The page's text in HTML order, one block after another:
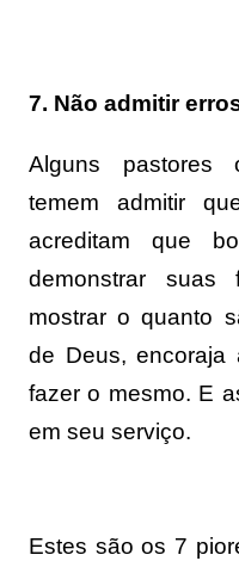
7. Não admitir
Alguns pastores
temem admitir
acreditam que
demonstrar suas
mostrar o quanto
de Deus, encoraja
fazer o mesmo. E
em seu serviço.
Estes são os 7